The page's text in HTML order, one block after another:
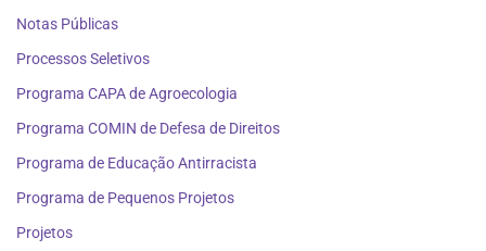
Notas Públicas
Processos Seletivos
Programa CAPA de Agroecologia
Programa COMIN de Defesa de Direitos
Programa de Educação Antirracista
Programa de Pequenos Projetos
Projetos